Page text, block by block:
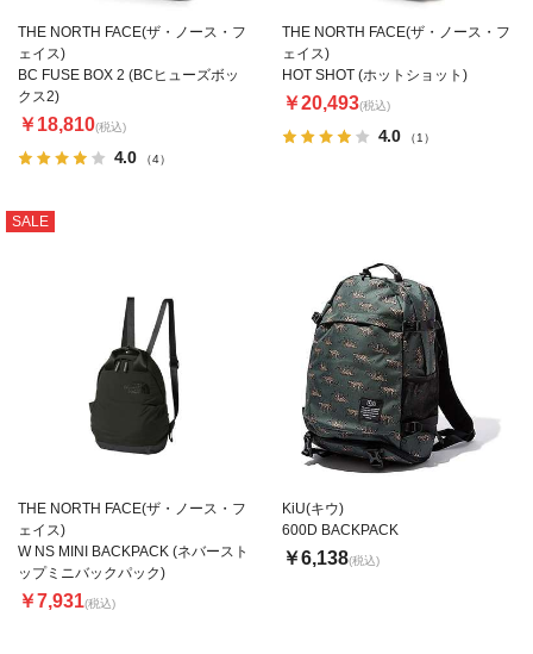
4.0 （4）
THE NORTH FACE(ザ・ノース・フ
ェイス)
BC FUSE BOX 2 (BCヒューズボッ
クス2)
￥18,810(税込) 4.0 （1）
THE NORTH FACE(ザ・ノース・フ
ェイス)
HOT SHOT (ホットショット)
￥20,493(税込)
SALE
THE NORTH FACE(ザ・ノース・フ
ェイス)
W NS MINI BACKPACK (ネバースト
ップミニバックパック)
￥7,931(税込)
KiU(キウ)
600D BACKPACK
￥6,138(税込)